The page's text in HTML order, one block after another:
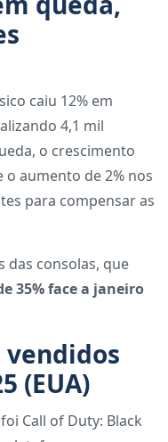
caiu 12% em
4,1 mil
o crescimento
o aumento de 2% nos
para compensar as
das consolas, que
35% face a janeiro
vendidos
(EUA)
Call of Duty: Black